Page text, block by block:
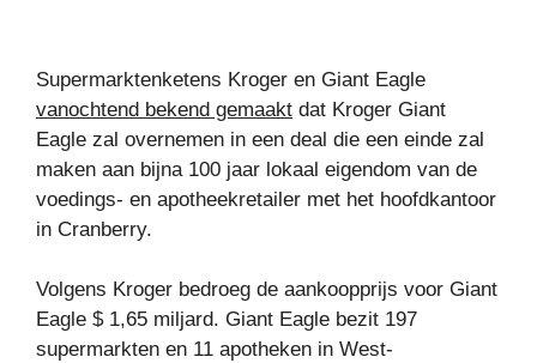
Supermarktenketens Kroger en Giant Eagle
vanochtend bekend gemaakt dat Kroger Giant
Eagle zal overnemen in een deal die een einde zal
maken aan bijna 100 jaar lokaal eigendom van de
voedings- en apotheekretailer met het hoofdkantoor
in Cranberry.
Volgens Kroger bedroeg de aankoopprijs voor Giant
Eagle $ 1,65 miljard. Giant Eagle bezit 197
supermarkten en 11 apotheken in West-